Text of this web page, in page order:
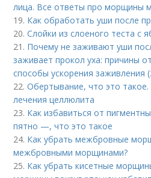
лица. Все ответы про морщины
19. Как обработать уши после
20.Слойки из слоеного теста с
21. Почему не заживают уши
заживает прокол уха: причины
способы ускорения заживления
22.Обертывание, что это
лечения целлюлита
23. Как избавиться от
пятно —, что это такое
24. Как убрать межбровные
межбровными морщинами?
25. Как убрать кисетные